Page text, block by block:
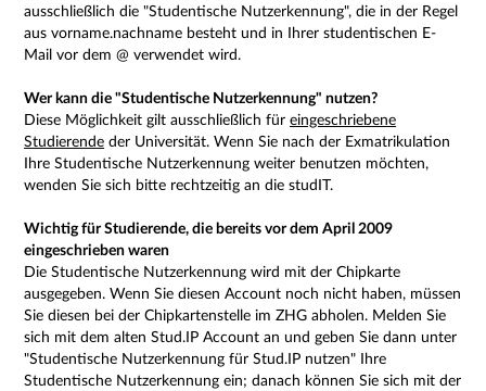
ausschließlich die "Studentische Nutzerkennung", die in der Regel
aus vorname.nachname besteht und in Ihrer studentischen E-
Mail vor dem @ verwendet wird.
Wer kann die "Studentische Nutzerkennung" nutzen?
Diese Möglichkeit gilt ausschließlich füreingeschriebene
Studierende der Universität. Wenn Sie nach der Exmatrikulation
Ihre Studentische Nutzerkennung weiter benutzen möchten,
wenden Sie sich bitte rechtzeitig an die studIT.
Wichtig für Studierende, die bereits vor dem April 2009
eingeschrieben waren
Die Studentische Nutzerkennung wird mit der Chipkarte
ausgegeben. Wenn Sie diesen Account noch nicht haben, müssen
Sie diesen bei der Chipkartenstelle im ZHG abholen. Melden Sie
sich mit dem alten Stud.IP Account an und geben Sie dann unter
"Studentische Nutzerkennung für Stud.IP nutzen" Ihre
Studentische Nutzerkennung ein; danach können Sie sich mit der